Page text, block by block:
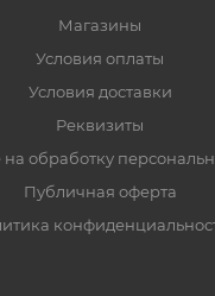
Магазины
Условия оплаты
Условия доставки
Реквизиты
обработку
Публичная оферта